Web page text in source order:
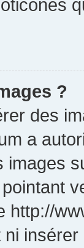
?
des
a
images
http://